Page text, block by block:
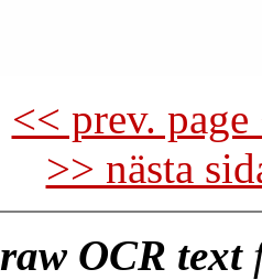
<< prev.
>> nästa
raw OCR text